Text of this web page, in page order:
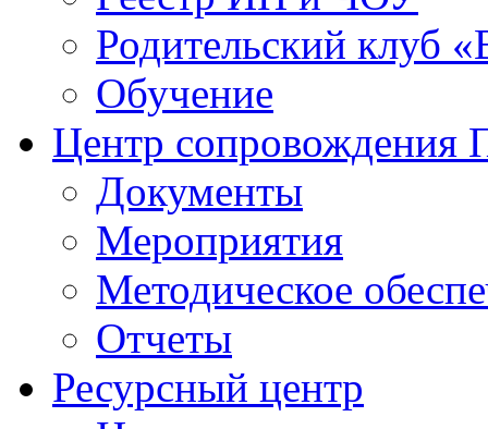
Родительский клуб
Обучение
Центр сопровождения
Документы
Мероприятия
Методическое
Отчеты
Ресурсный центр